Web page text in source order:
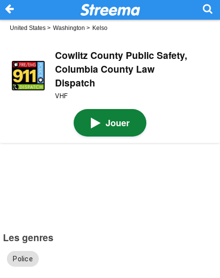
United States > Washington > Kelso
Cowlitz County Public Safety,
Columbia County Law
Dispatch
VHF
Jouer
Les genres
Police